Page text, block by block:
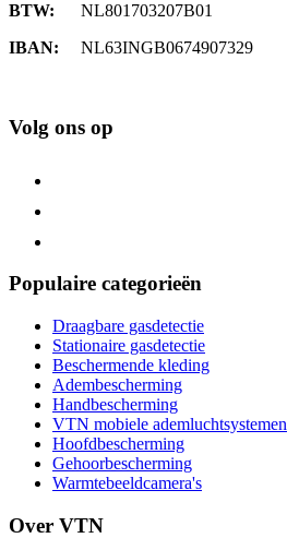
BTW: NL801703207B01
IBAN: NL63INGB0674907329
Volg ons op
Populaire categorieën
Draagbare gasdetectie
Stationaire gasdetectie
Beschermende kleding
Adembescherming
Handbescherming
VTN mobiele ademluchtsystemen
Hoofdbescherming
Gehoorbescherming
Warmtebeeldcamera's
Over VTN